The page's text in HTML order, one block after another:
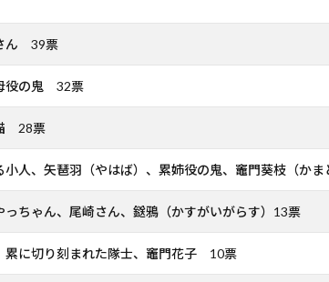
ん 39票
役の鬼 32票
28票
人、矢琶羽（やはば）、累姉役の鬼、竈門葵枝（かま
ちゃん、尾崎さん、鎹鴉（かすがいがらす）13票
累に切り刻まれた隊士、竈門花子 10票